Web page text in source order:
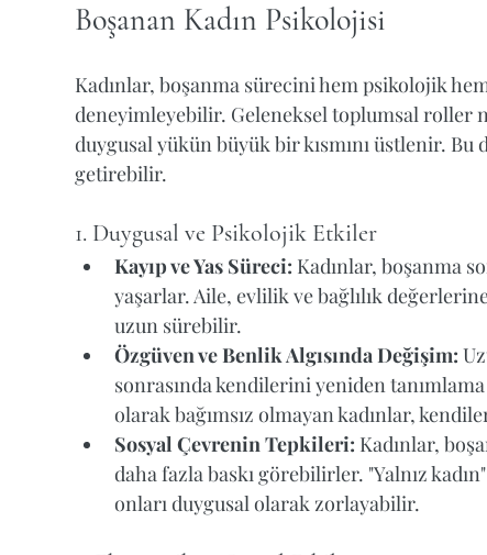
Boşanan Kadın Psikolojisi
Kadınlar, boşanma sürecini hem psikolojik
deneyimleyebilir. Geleneksel toplumsal roller
duygusal yükün büyük bir kısmını üstlenir.
getirebilir.
1. Duygusal ve Psikolojik Etkiler
Kayıp ve Yas Süreci: Kadınlar, boşanma
yaşarlar. Aile, evlilik ve bağlılık
uzun sürebilir.
Özgüven ve Benlik Algısında Değişim:
sonrasında kendilerini yeniden
olarak bağımsız olmayan kadınlar,
Sosyal Çevrenin Tepkileri: Kadınlar,
daha fazla baskı görebilirler. "Yalnız
onları duygusal olarak zorlayabilir.